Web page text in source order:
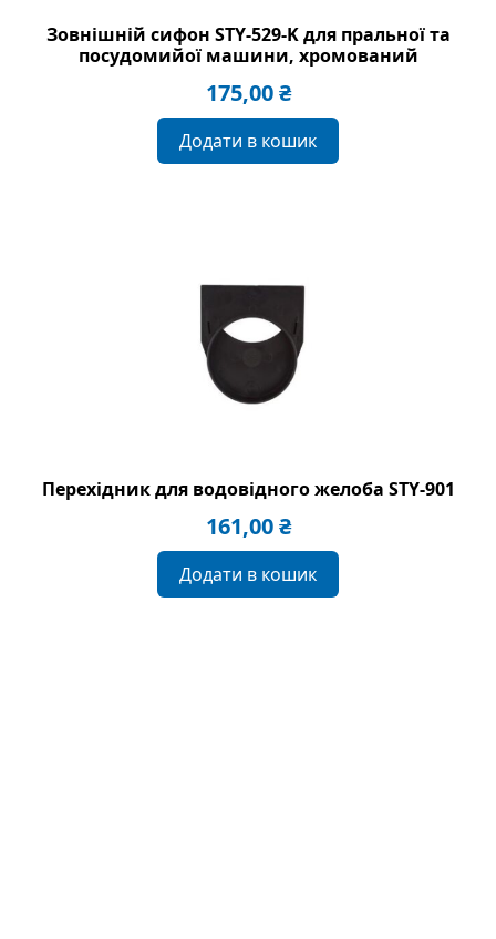
Зовнішній сифон STY-529-K для пральної та
посудомийої машини, хромований
175,00₴
Додати в кошик
Перехідник для водовідного желоба STY-901
161,00₴
Додати в кошик